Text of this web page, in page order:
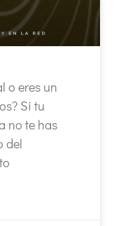
o eres un
Si tu
no te has
del